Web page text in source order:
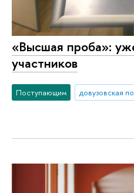
«Высшая проба»:
участников
Поступающим довузовская